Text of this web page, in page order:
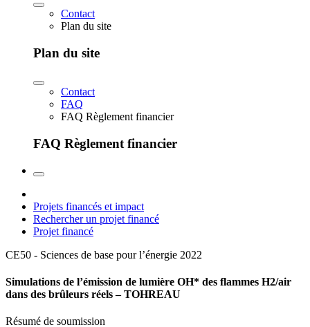
Contact
Plan du site
Plan du site
Contact
FAQ
FAQ Règlement financier
FAQ Règlement financier
Projets financés et impact
Rechercher un projet financé
Projet financé
CE50 - Sciences de base pour l’énergie 2022
Simulations de l’émission de lumière OH* des flammes H2/air
dans des brûleurs réels – TOHREAU
Résumé de soumission